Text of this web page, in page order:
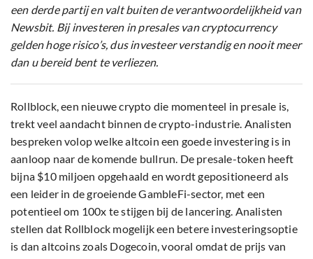
een derde partij en valt buiten de verantwoordelijkheid van
Newsbit. Bij investeren in presales van cryptocurrency
gelden hoge risico’s, dus investeer verstandig en nooit meer
dan u bereid bent te verliezen.
Rollblock, een nieuwe crypto die momenteel in presale is,
trekt veel aandacht binnen de crypto-industrie. Analisten
bespreken volop welke altcoin een goede investering is in
aanloop naar de komende bullrun. De presale-token heeft
bijna $10 miljoen opgehaald en wordt gepositioneerd als
een leider in de groeiende GambleFi-sector, met een
potentieel om 100x te stijgen bij de lancering. Analisten
stellen dat Rollblock mogelijk een betere investeringsoptie
is dan altcoins zoals Dogecoin, vooral omdat de prijs van